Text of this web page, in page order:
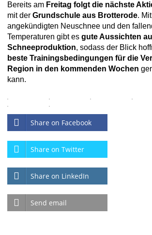
Bereits am Freitag folgt die nächste
mit der Grundschule aus Brotterode.
angekündigten Neuschnee und den
Temperaturen gibt es gute Aussichten
Schneeproduktion, sodass der Blick
beste Trainingsbedingungen für die
Region in den kommenden Wochen
kann.
Share on Facebook
Share on Twitter
Share on LinkedIn
Send email